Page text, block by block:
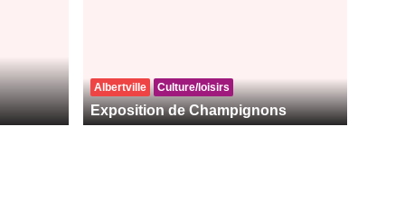
Albertville Culture/loisirs
Exposition de Champignons